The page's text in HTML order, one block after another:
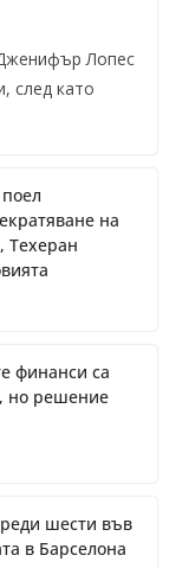
Лопес
след като
на
Техеран
финанси са
но решение
шести във
в Барселона